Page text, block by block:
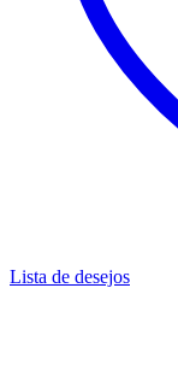
Lista de desejos